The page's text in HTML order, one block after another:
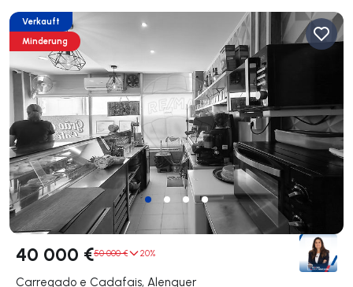
Verkauft
Minderung
40 000 €50 000 € 20%
Carregado e Cadafais, Alenquer